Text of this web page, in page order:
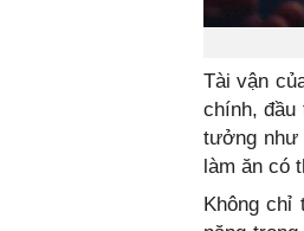
Tài vận
chính, đầu
tưởng như
làm ăn có
Không